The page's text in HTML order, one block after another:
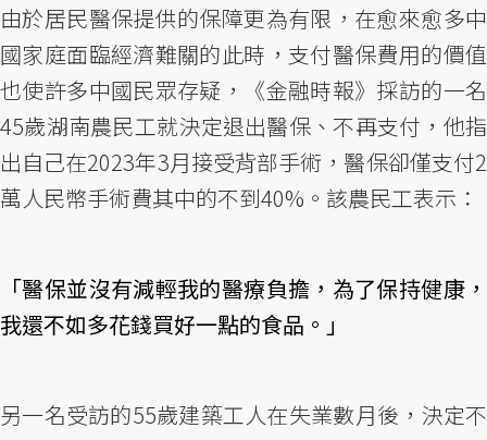
由於居民醫保提供的保障更為有限，在愈來愈多中
國家庭面臨經濟難關的此時，支付醫保費用的價值
也使許多中國民眾存疑，《金融時報》採訪的一名
45歲湖南農民工就決定退出醫保、不再支付，他指
出自己在2023年3月接受背部手術，醫保卻僅支付2
萬人民幣手術費其中的不到40%。該農民工表示：
「醫保並沒有減輕我的醫療負擔，為了保持健康，
我還不如多花錢買好一點的食品。」
另一名受訪的55歲建築工人在失業數月後，決定不